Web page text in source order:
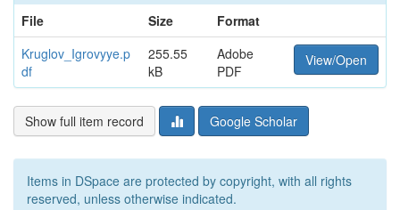
File
Size
Format
Kruglov_Igrovyye.p
df
255.55
kB
Adobe
PDF
View/Open
Show full item record Google Scholar
Items in DSpace are protected by copyright, with all rights
reserved, unless otherwise indicated.